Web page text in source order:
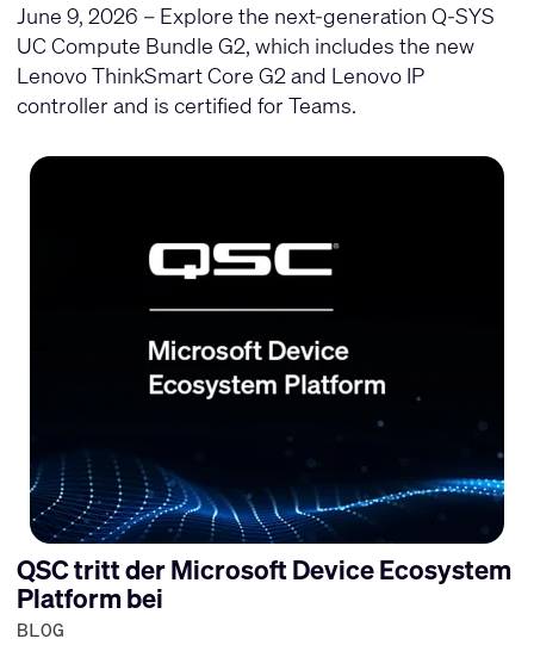
June 9, 2026 – Explore the next-generation Q-SYS
UC Compute Bundle G2, which includes the new
Lenovo ThinkSmart Core G2 and Lenovo IP
controller and is certified for Teams.
QSC tritt der Microsoft Device Ecosystem
Platform bei
BLOG